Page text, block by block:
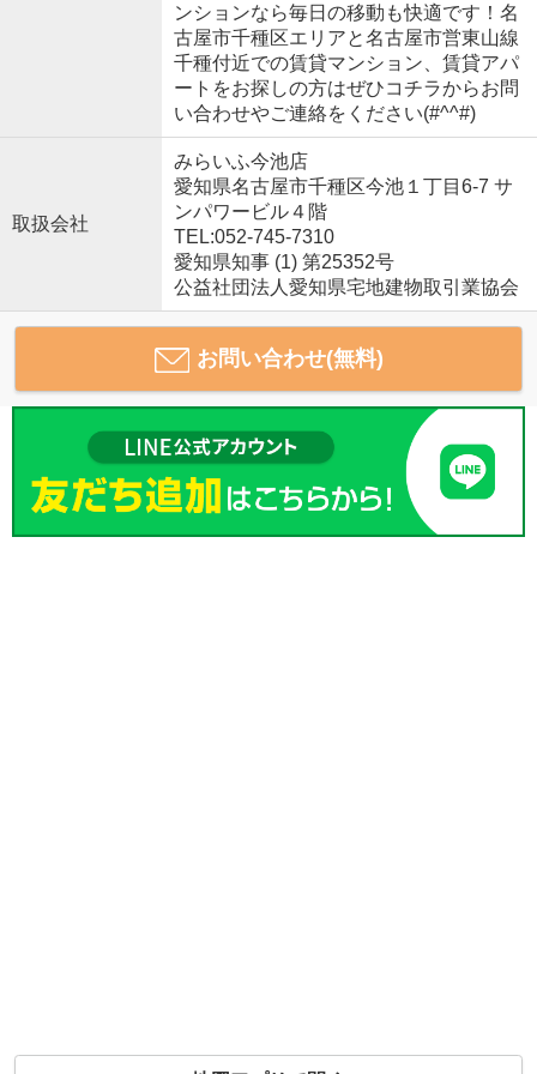
ンションなら毎日の移動も快適です！名
古屋市千種区エリアと名古屋市営東山線
千種付近での賃貸マンション、賃貸アパ
ートをお探しの方はぜひコチラからお問
い合わせやご連絡をください(#^^#)
取扱会社
みらいふ今池店
愛知県名古屋市千種区今池１丁目6-7 サ
ンパワービル４階
TEL:052-745-7310
愛知県知事 (1) 第25352号
公益社団法人愛知県宅地建物取引業協会
お問い合わせ(無料)